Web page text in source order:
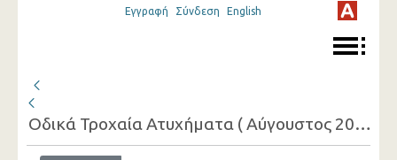
Εγγραφή Σύνδεση English
Οδικά Τροχαία Ατυχήματα ( Αύγουστος 2023 )